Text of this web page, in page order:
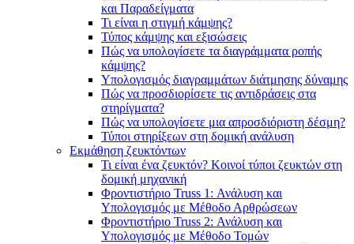
και Παραδείγματα
Τι είναι η στιγμή κάμψης?
Τύπος κάμψης και εξισώσεις
Πώς να υπολογίσετε τα διαγράμματα ροπής
κάμψης?
Υπολογισμός διαγραμμάτων διάτμησης δύναμης
Πώς να προσδιορίσετε τις αντιδράσεις στα
στηρίγματα?
Πώς να υπολογίσετε μια απροσδιόριστη δέσμη?
Τύποι στηρίξεων στη δομική ανάλυση
Εκμάθηση ζευκτόντων
Τι είναι ένα ζευκτόν? Κοινοί τύποι ζευκτών στη
δομική μηχανική
Φροντιστήριο Truss 1: Ανάλυση και
Υπολογισμός με Μέθοδο Αρθρώσεων
Φροντιστήριο Truss 2: Ανάλυση και
Υπολογισμός με Μέθοδο Τομών